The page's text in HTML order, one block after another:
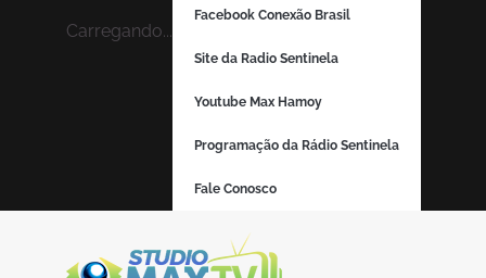
Carregando...
Facebook Conexão Brasil
Site da Radio Sentinela
Youtube Max Hamoy
Programação da Rádio Sentinela
Fale Conosco